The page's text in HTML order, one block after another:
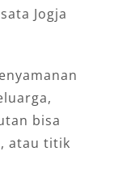
Jogja
bisa
atau titik